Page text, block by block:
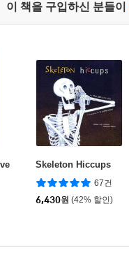
이 책을 구입하신 분들이
Skeleton Hiccups
67건
6,430원 (42% 할인)